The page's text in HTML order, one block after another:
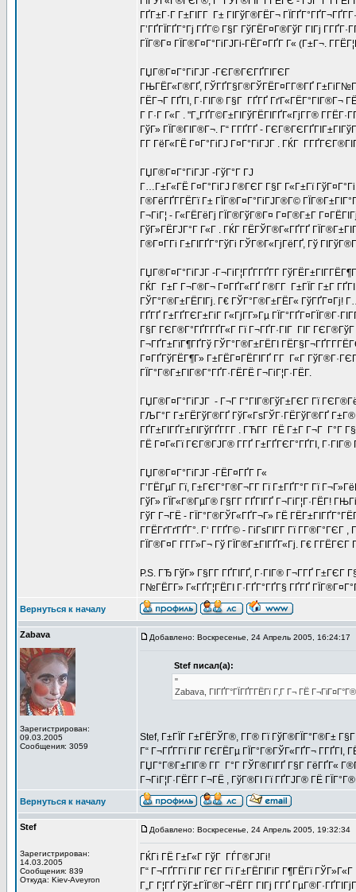
ГҐГ±Г·Г Г±ГІГ­Г Г± ГІГўГ®ГЁГ¬
Г’ГҐГЇГҐГ°Гј ГҐГ© Г§Г ГўГЁГ¤Г®ГўГ ГІГј
ГЇГ®Г¤ ГЇГ®Г¤Г°ГіГЈГі-ГЁГ¤ГҐГ Г« (Г±Г¬.
ГЏГ®Г¤Г°ГіГЈГ -ГЄГ®ГЄГҐГІГЄГ
ГЊГЁГ«Г®ГҐ, ГЎГҐГ§Г®ГЎГЁГ¤Г­Г®ГҐ
ГЁГ¬Г ГҐГІ, Г·ГІГ® Г§Г ГҐГҐ ГґГ«ГЁГ°ГІГ®Г¬
Г Г·Г Г«Г . "Г„ГҐГ©Г±ГІГўГЁГІГҐГ«ГјГ­Г®
ГўГ» ГЇГ®ГІГ®Г¬. Г“ Г­ГҐГҐ -
Г­Г ГёГ«ГЁ Г¤Г°ГіГЈ Г¤Г°ГіГЈГ . ГЌГ
ГЏГ®Г¤Г°ГіГЈГ -ГўГ°Г ГЈ
Г…Г±Г«ГЁ Г¤Г°ГіГЈ Г®ГЄГ Г§Г Г«Г±Гї
Г®ГёГҐГ­ГЁГї Г± ГЇГ®Г¤Г°ГіГЈГ®Г©
Г¬ГіГ¦ - Г«ГЁГёГј ГЇГ®ГўГ®Г¤ Г¤Г®Г±Г
ГўГ»ГЁГЈГ°Г Г«Г . ГЌГ ГЁГЎГ®Г«ГҐГҐ
Г®Г¤Г­Гі Г±ГІГҐГ°ГўГі ГЎГ®Г«ГјГёГҐ, Гў
ГЏГ®Г¤Г°ГіГЈГ -Г¬ГіГ¦ГҐГ­ГҐГ­Г
ГЌГ Г±Г Г¬Г®Г¬ Г¤ГҐГ«ГҐ Г®Г­Г Г±ГЇГ Г±Г ГҐГІ
ГЎГ°Г®Г±ГЁГІГј. Г€ ГЎГ°Г®Г±ГЁГ« ГўГҐГ¤Гј!
ГҐГҐ Г±ГҐГЄГ±ГіГ Г«ГјГ­Г»Гµ
Г§Г ГЄГ®Г°ГҐГ­ГҐГ«Г Гї Г¬ГҐГ·ГІГ ГІГ
Г¬ГҐГ±ГїГ¶ГҐГў ГЎГ°Г®Г±ГЁГІ
Г¤ГҐГўГЁГ¶Г» Г±ГЁГ¤ГЁГІГҐ Г­Г Г«Г
ГЇГ°Г®Г±ГІГ®Г°ГҐГ·ГЁГЁ Г¬ГіГ¦Г·ГЁГ­.
ГЏГ®Г¤Г°ГіГЈГ - Г¬Г Г°ГІГ®ГўГ±ГЄГ Гї
ГЉГ°Г Г±ГЁГўГ®ГҐ ГўГ«ГѕГЎГ·ГЁГўГ®ГҐ
ГҐГ±ГІГҐГ±ГІГўГҐГ­Г­Г . ГЋГ­Г ГЁ Г±Г Г¬Г Г°Г
ГЁ Г¤Г«Гї ГЄГ®ГЈГ® Г­ГҐ Г±ГҐГЄГ°ГҐГІ, Г·ГІГ®
ГЏГ®Г¤Г°ГіГЈГ -ГЁГ¤ГҐГ Г«
Г’ГЁГµГ Гї, Г±ГЄГ°Г®Г¬Г­Г Гї Г±ГҐГ°Г Гї
ГўГ» ГЇГ«Г®ГµГ® Г§Г­Г ГҐГІГҐ Г¬ГіГ¦Г·ГЁГ­!
ГўГ Г¬ГЁ - ГЇГ°Г®ГЎГ«ГҐГ¬Г» ГЁ
ГГЁГґГґГҐГ°. Г‘ Г­ГҐГ© - ГіГѕГІГ­Г Гї
ГЇГ®Г¤Г Г­Г­Г»Г¬ Гў ГЇГ®Г±ГІГҐГ«Гј. Г€
P.S. ГЂ ГўГ» Г§Г­Г ГҐГІГҐ, Г·ГІГ® Г¬Г­ГҐ Г±ГЄГ
Г№ГЁГ­Г» Г«ГҐГ¦ГЁГІ Г·ГҐГ°ГҐГ§ ГҐГҐ
Вернуться к началу
Zabava
Зарегистрирован:
09.03.2005
Сообщения: 3059
Добавлено: Воскресенье, 24 Апрель 2005, 16:24:17
Stef писал(а):
"
Zabava, ГІГҐГ°ГЇГҐГ­ГЁГї Г‚Г Г¬ ГЁ
Stef, Г±ГЇГ Г±ГЁГЎГ®, Г­Г® Гї ГўГ®ГЇГ°Г®Г±
Г“ Г¬ГҐГ­Гї ГІГ ГЄГЁГµ ГЇГ°Г®ГЎГ«ГҐГ¬ Г­ГҐГІ,
ГЏГ°Г®Г±ГІГ® Г­Г Г°Г ГЎГ®ГІГҐ Г§Г ГёГҐГ«
Г¬ГіГ¦Г·ГЁГ­Г Г¬ГЁ , ГўГ®ГІ Гї ГҐГЈГ® ГЁ
Вернуться к началу
Stef
Зарегистрирован:
14.03.2005
Сообщения: 839
Откуда: Kiev-Aveyron
Добавлено: Воскресенье, 24 Апрель 2005, 19:32:34
ГЌГі ГЁ Г±Г«Г ГўГ ГЃГ®ГЈГі!
Г“ Г¬ГҐГ­Гї ГІГ ГЄГ Гї Г±ГЁГІГіГ Г¶ГЁГї
Г„Г Г¦ГҐ ГўГ±ГЇГ®Г¬ГЁГ­Г ГІГј Г­ГҐ